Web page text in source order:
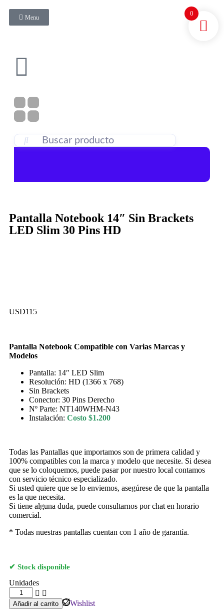
Menu
Pantalla Notebook 14″ Sin Brackets
LED Slim 30 Pins HD
USD115
Pantalla Notebook Compatible con Varias Marcas y
Modelos
Pantalla: 14″ LED Slim
Resolución: HD (1366 x 768)
Sin Brackets
Conector: 30 Pins Derecho
Nº Parte: NT140WHM-N43
Instalación: Costo $1.200
Todas las Pantallas que importamos son de primera calidad y
100% compatibles con la marca y modelo que necesite. Si desea
que se lo coloquemos, puede pasar por nuestro local contamos
con servicio técnico especializado.
Si usted quiere que se lo enviemos, asegúrese de que la pantalla
es la que necesita.
Si tiene alguna duda, puede consultarnos por chat en horario
comercial.
* Todas nuestras pantallas cuentan con 1 año de garantía.
Stock disponible
Unidades
Wishlist
Añadir al carrito
0